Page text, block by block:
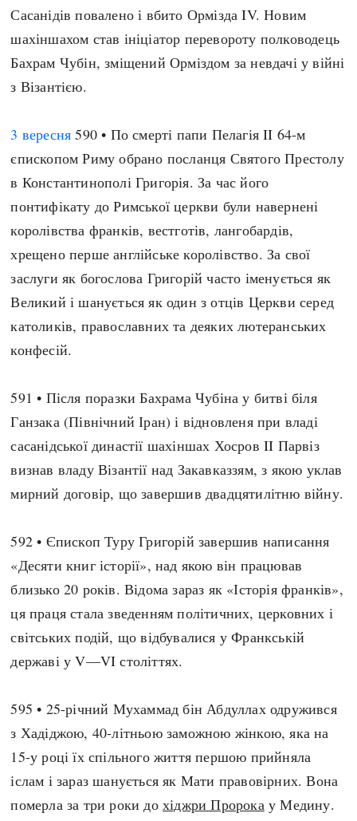
Сасанідів повалено і вбито Ормізда IV. Новим
шахіншахом став ініціатор перевороту полководець
Бахрам Чубін, зміщений Орміздом за невдачі у війні
з Візантією.
3 вересня 590 • По смерті папи Пелагія II 64-м
єпископом Риму обрано посланця Святого Престолу
в Константинополі Григорія. За час його
понтифікату до Римської церкви були навернені
королівства франків, вестготів, лангобардів,
хрещено перше англійське королівство. За свої
заслуги як богослова Григорій часто іменується як
Великий і шанується як один з отців Церкви серед
католиків, православних та деяких лютеранських
конфесій.
591 • Після поразки Бахрама Чубіна у битві біля
Ганзака (Північний Іран) і відновленя при владі
сасанідської династії шахіншах Хосров II Парвіз
визнав владу Візантії над Закавказзям, з якою уклав
мирний договір, що завершив двадцятилітню війну.
592 • Єпископ Туру Григорій завершив написання
«Десяти книг історії», над якою він працював
близько 20 років. Відома зараз як «Історія франків»,
ця праця стала зведенням політичних, церковних і
світських подій, що відбувалися у Франкській
державі у V—VI століттях.
595 • 25-річний Мухаммад бін Абдуллах одружився
з Хадіджою, 40-літньою заможною жінкою, яка на
15-у році їх спільного життя першою прийняла
іслам і зараз шанується як Мати правовірних. Вона
померла за три роки дохіджри Пророкау Медину.